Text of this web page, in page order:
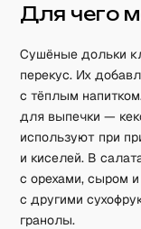
Для чего
Сушёные дольки
перекус. Их
с тёплым
для выпечки —
используют при
и киселей. В
с орехами, сыром
с другими
гранолы.